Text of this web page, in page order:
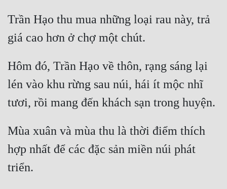
Trần Hạo thu mua những loại rau này, trả
Hôm đó, Trần Hạo về thôn, rạng sáng lại
lén vào khu rừng sau núi, hái ít mộc nhĩ
Mùa xuân và mùa thu là thời điểm thích
hợp nhất để các đặc sản miền núi phát